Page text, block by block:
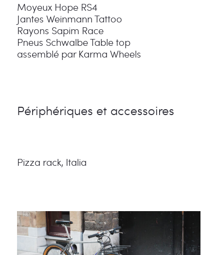
Moyeux Hope RS4
Jantes Weinmann Tattoo
Rayons Sapim Race
Pneus Schwalbe Table top
assemblé par Karma Wheels
Périphériques et accessoires
Pizza rack, Italia